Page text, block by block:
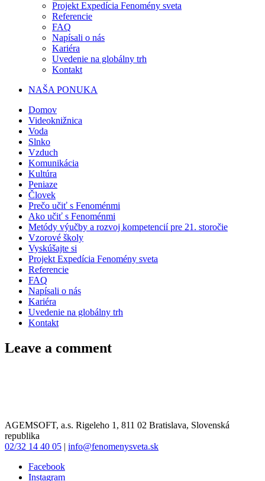
Projekt Expedícia Fenomény sveta
Referencie
FAQ
Napísali o nás
Kariéra
Uvedenie na globálny trh
Kontakt
NAŠA PONUKA
Domov
Videoknižnica
Voda
Slnko
Vzduch
Komunikácia
Kultúra
Peniaze
Človek
Prečo učiť s Fenoménmi
Ako učiť s Fenoménmi
Metódy výučby a rozvoj kompetencií pre 21. storočie
Vzorové školy
Vyskúšajte si
Projekt Expedícia Fenomény sveta
Referencie
FAQ
Napísali o nás
Kariéra
Uvedenie na globálny trh
Kontakt
Leave a comment
AGEMSOFT, a.s. Rigeleho 1, 811 02 Bratislava, Slovenská
republika
02/32 14 40 05 | info@fenomenysveta.sk
Facebook
Instagram